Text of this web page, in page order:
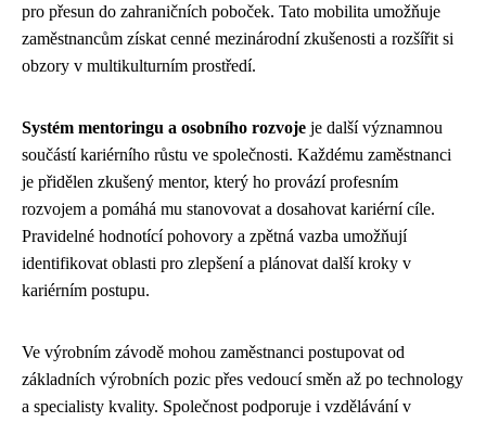
pro přesun do zahraničních poboček. Tato mobilita umožňuje
zaměstnancům získat cenné mezinárodní zkušenosti a rozšířit si
obzory v multikulturním prostředí.
Systém mentoringu a osobního rozvoje je další významnou
součástí kariérního růstu ve společnosti. Každému zaměstnanci
je přidělen zkušený mentor, který ho provází profesním
rozvojem a pomáhá mu stanovovat a dosahovat kariérní cíle.
Pravidelné hodnotící pohovory a zpětná vazba umožňují
identifikovat oblasti pro zlepšení a plánovat další kroky v
kariérním postupu.
Ve výrobním závodě mohou zaměstnanci postupovat od
základních výrobních pozic přes vedoucí směn až po technology
a specialisty kvality. Společnost podporuje i vzdělávání v